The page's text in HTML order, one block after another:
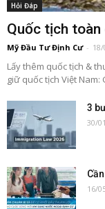
Hỏi Đáp
Quốc tịch toàn
Mỹ Đầu Tư Định Cư -
Lấy thêm quốc tịch &
giữ quốc tịch Việt Nam:
3
30/
16/